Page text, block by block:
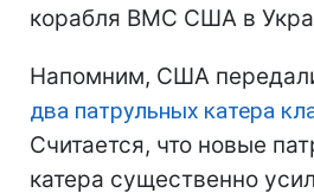
корабля ВМС США в
Напомним, США
два патрульных катера
Считается, что новые
катера существенно